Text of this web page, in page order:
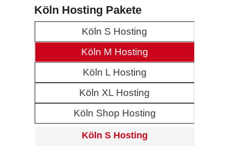
content
content
Köln Hosting Pakete
Köln S Hosting
Köln M Hosting
Köln L Hosting
Köln XL Hosting
Köln Shop Hosting
Köln S Hosting